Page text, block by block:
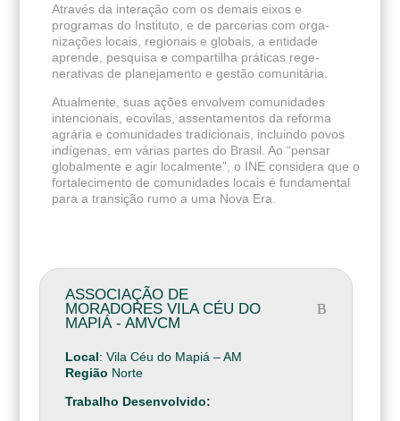
Através da interação com os demais eixos e
programas do Instituto, e de parcerias com orga-
nizações locais, regionais e globais, a entidade
aprende, pesquisa e compartilha práticas rege-
nerativas de planejamento e gestão comunitária.
Atualmente, suas ações envolvem comunidades
intencionais, ecovilas, assentamentos da reforma
agrária e comunidades tradicionais, incluindo povos
indígenas, em várias partes do Brasil. Ao “pensar
globalmente e agir localmente”, o INE considera que o
fortalecimento de comunidades locais é fundamental
para a transição rumo a uma Nova Era.
ASSOCIAÇÃO DE
MORADORES VILA CÉU DO
MAPIÁ - AMVCM
Local: Vila Céu do Mapiá – AM
Região Norte
Trabalho Desenvolvido: